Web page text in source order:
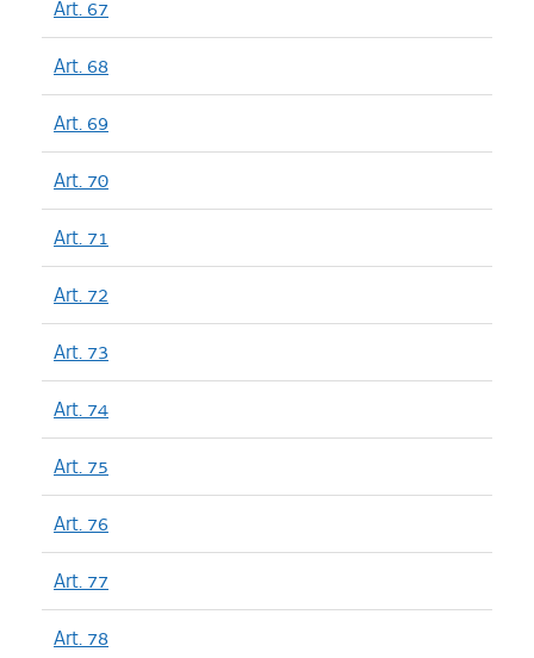
Art. 67
Art. 68
Art. 69
Art. 70
Art. 71
Art. 72
Art. 73
Art. 74
Art. 75
Art. 76
Art. 77
Art. 78